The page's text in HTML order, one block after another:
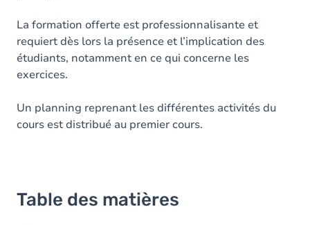
La formation offerte est professionnalisante et
requiert dès lors la présence et l’implication des
étudiants, notamment en ce qui concerne les
exercices.
Un planning reprenant les différentes activités du
cours est distribué au premier cours.
Table des matières